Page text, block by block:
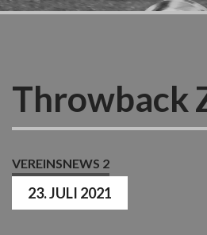
Throwback
VEREINSNEWS 2
23. JULI 2021